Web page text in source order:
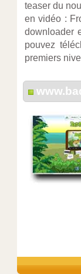
teaser du
en vidéo :
downloader
pouvez
premiers